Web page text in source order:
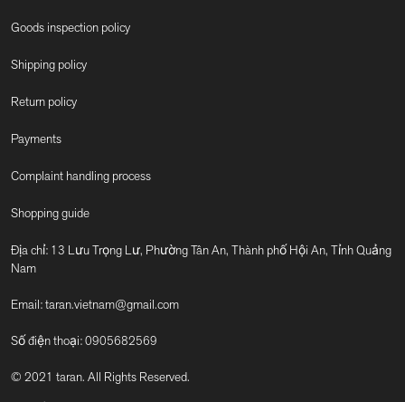
Goods inspection policy
Shipping policy
Return policy
Payments
Complaint handling process
Shopping guide
Địa chỉ: 13 Lưu Trọng Lư, Phường Tân An, Thành phố Hội An, Tỉnh Quảng
Nam
Email:taran.vietnam@gmail.com
Số điện thoại:0905682569
© 2021 taran. All Rights Reserved.